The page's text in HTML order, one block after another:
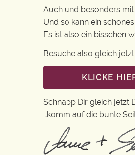
Auch und besonders mit
Und so kann ein
Es ist also ein bisschen
Besuche also gleich
KLICKE
Schnapp Dir gleich jetzt
…komm auf die bunte